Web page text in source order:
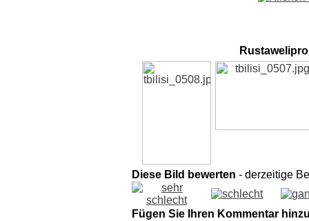
Diese Bild bewerten - derzeitige
Fügen Sie Ihren Kommentar